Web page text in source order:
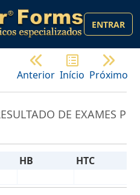
ENTRAR
Anterior Início Próximo
DE EXAMES
HB HTC